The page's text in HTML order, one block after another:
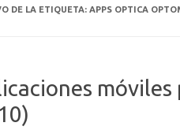
DE LA ETIQUETA: APPS OPTICA